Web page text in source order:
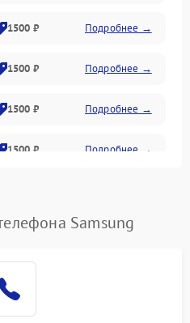
и аккумулятором
корпусом и другие
1500 ₽ Подробнее →
1500 ₽ Подробнее →
1500 ₽ Подробнее →
1500 ₽ Подробнее →
4000 ₽ Подробнее →
Samsung